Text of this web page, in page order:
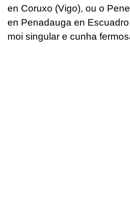
en Coruxo (Vigo), ou o
en Penadauga en
moi singular e cunha